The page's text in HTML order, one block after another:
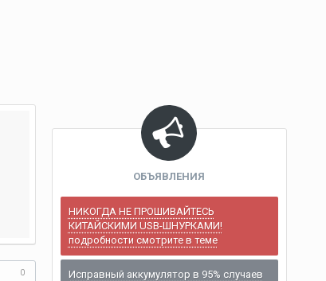
0
ОБЪЯВЛЕНИЯ
НИКОГДА НЕ ПРОШИВАЙТЕСЬ
КИТАЙСКИМИ USB-ШНУРКАМИ!
подробности смотрите в теме
Исправный аккумулятор в 95% случаев